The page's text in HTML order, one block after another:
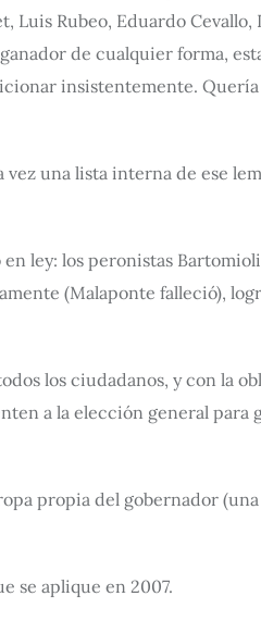
Luis Rubeo, Eduardo
de cualquier forma,
insistentemente.
una lista interna de ese
ley: los peronistas
(Malaponte falleció),
los ciudadanos, y con la
a la elección general para
propia del gobernador (una
se aplique en 2007.